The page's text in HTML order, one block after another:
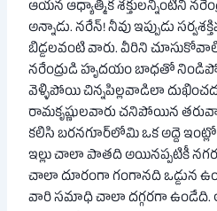
ఆయన ఆధ్యాత్మిక శక్తులన్నింటినీ
అన్నాడు. నరేన్! నీవు ఇప్పుడు
బిడ్డలవంటి వారు. వీరిని
నరేంద్రుడి హృదయం బాధతో
వెళ్ళిపోయి చిన్నపిల్లవాడిలా
రామకృష్ణులవారు చనిపోయిన
కలిసి బరనగూర్‌లోమి ఒక అద్దె
ఇల్లు చాలా పాతది అయినప్పటికీ
చాలా దూరంగా గంగానది ఒడ్డున
వారి సమాధి చాలా దగ్గరగా ఉండేది.